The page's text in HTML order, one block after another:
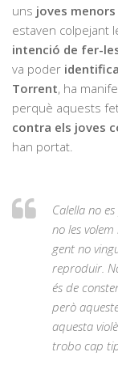
uns joves menors
estaven colpejant
intenció de fer-
va poder
Torrent, ha
perquè aquests
contra els joves
han portat.
Calella no
no les
gent no
reproduir.
és de
però
aquesta
trobo cap